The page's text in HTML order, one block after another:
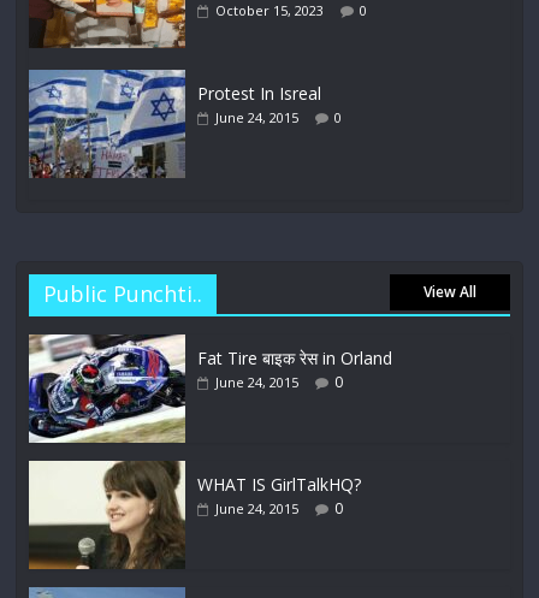
October 15, 2023 0
Protest In Isreal
June 24, 2015 0
Public Punchti.. View All
Fat Tire बाइक रेस in Orland
June 24, 2015 0
WHAT IS GirlTalkHQ?
June 24, 2015 0